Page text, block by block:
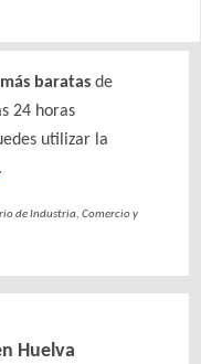
baratas de
24 horas
utilizar la
.
de Industria, Comercio y
Huelva